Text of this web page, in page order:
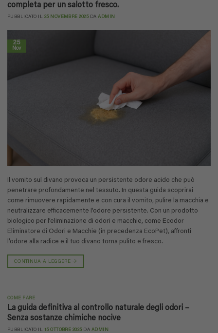
completa per un salotto fresco.
PUBBLICATO IL 25 NOVEMBRE 2025 DAADMIN
25
Nov
Il vomito sul divano provoca un persistente odore acido che può
penetrare profondamente nel tessuto. In questa guida scoprirai
come rimuovere rapidamente e con cura il vomito, pulire la macchia e
neutralizzare efficacemente l’odore persistente. Con un prodotto
biologico per l’eliminazione di odori e macchie, come Ecodor
Eliminatore di Odori e Macchie (in precedenza EcoPet), affronti
l’odore alla radice e il tuo divano torna pulito e fresco.
CONTINUA A LEGGERE→
COME FARE
La guida definitiva al controllo naturale degli odori –
Senza sostanze chimiche nocive
PUBBLICATO IL 15 OTTOBRE 2025 DA ADMIN